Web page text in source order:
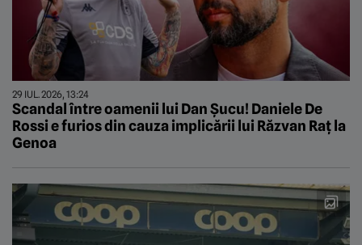
29 IUL. 2026, 13:24
Scandal între oamenii lui Dan Șucu! Daniele De
Rossi e furios din cauza implicării lui Răzvan Raț la
Genoa